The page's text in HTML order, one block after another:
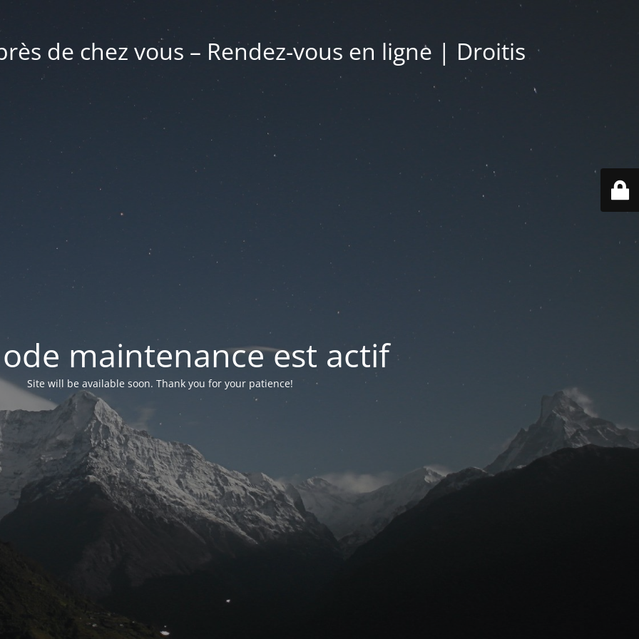
de chez vous – Rendez-vous en ligne | Droitis
maintenance est actif
Site will be available soon. Thank you for your patience!